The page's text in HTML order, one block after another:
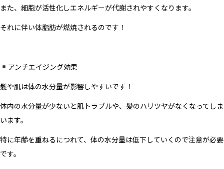
また、細胞が活性化しエネルギーが代謝されやすくなります。
それに伴い体脂肪が燃焼されるのです！
アンチエイジング効果
髪や肌は体の水分量が影響しやすいです！
体内の水分量が少ないと肌トラブルや、髪のハリツヤがなくなってしま
います。
特に年齢を重ねるにつれて、体の水分量は低下していくので注意が必要
です。